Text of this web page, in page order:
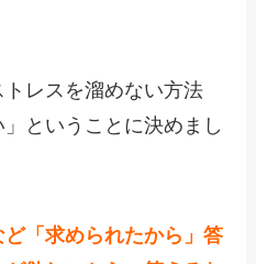
レスを溜めない方法
ということに決めまし
「求められたから」答